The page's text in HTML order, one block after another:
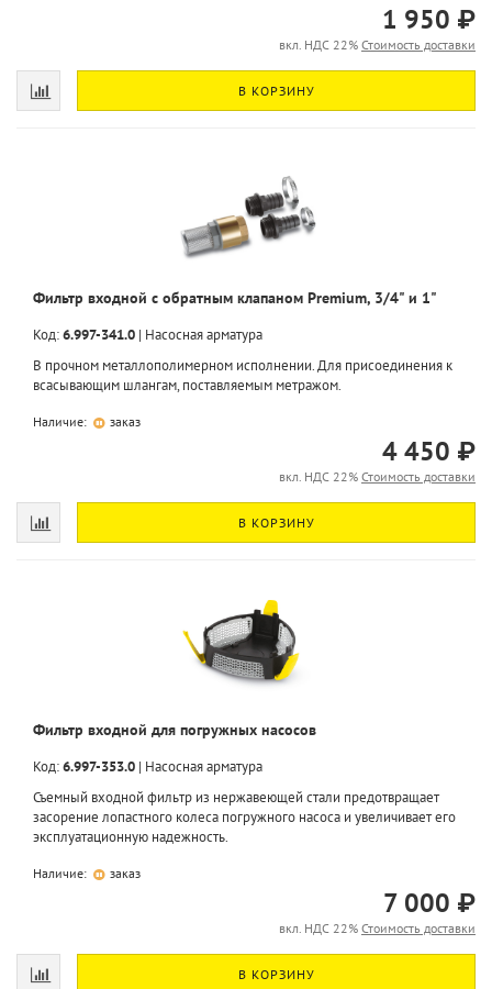
1 950 ₽
вкл. НДС 22% Стоимость доставки
В КОРЗИНУ
Фильтр входной с обратным клапаном Premium, 3/4" и 1"
Код:6.997-341.0 | Насосная арматура
В прочном металлополимерном исполнении. Для присоединения к
всасывающим шлангам, поставляемым метражом.
Наличие: заказ
4 450 ₽
вкл. НДС 22% Стоимость доставки
В КОРЗИНУ
Фильтр входной для погружных насосов
Код:6.997-353.0 | Насосная арматура
Съемный входной фильтр из нержавеющей стали предотвращает
засорение лопастного колеса погружного насоса и увеличивает его
эксплуатационную надежность.
Наличие: заказ
7 000 ₽
вкл. НДС 22% Стоимость доставки
В КОРЗИНУ